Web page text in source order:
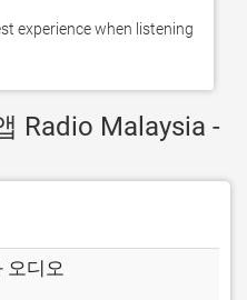
experience when listening
Radio Malaysia -
오디오